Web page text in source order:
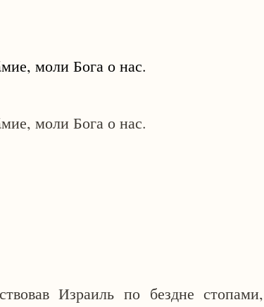
моли Бога о нас.
моли Бога о нас.
Израиль по бездне стопами,